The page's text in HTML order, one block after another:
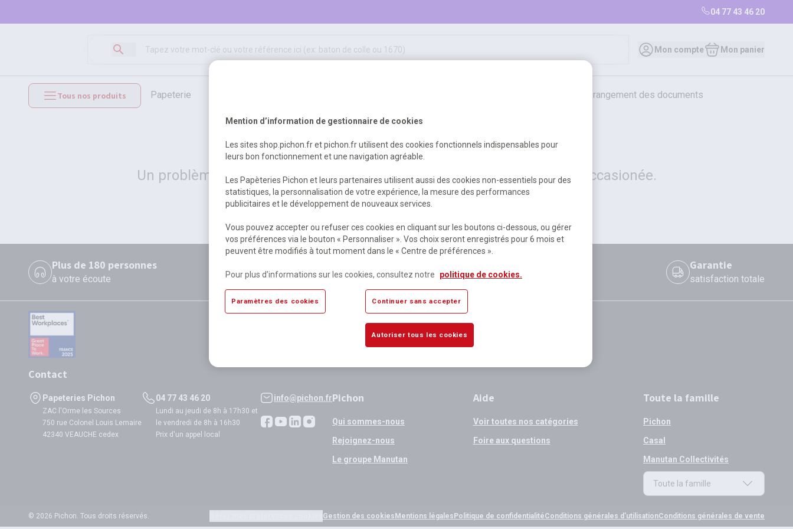
04 77 43 46 20
Mon compte Mon panier
Tous nos produits papeterie bureautique et rangement des documents
mobilier et équipements hygiène, sécurité, 1er secours outils, travaux & entretien
500
Erreur Serveur...
Un problème serveur est survenu. Veuillez nous excuser pour la gêne occasionée.
Retour Retour à l'accueil
Plus de 180 personnes
à votre écoute disponibles si validation avant 12h
Garantie
satisfaction totale
Contact
Papeteries Pichon
ZAC l'Orme les Sources
750 rue Colonel Louis Lemaire
42340 VEAUCHE cedex
04 77 43 46 20
Lundi au jeudi de 8h à 17h30 et
le vendredi de 8h à 16h30
Prix d'un appel local
info@pichon.frPichon
Qui sommes-nous
Rejoignez-nous
Le groupe Manutan
Aide
Voir toutes nos catégories
Foire aux questions
Toute la famille
Pichon
Casal
Manutan Collectivités
Toute la famille
© 2026 Pichon. Tous droits réservés. Gestion des cookies Mentions légales Politique de confidentialitéConditions générales d'utilisationConditions générales de vente
Mention d’information de gestionnaire de cookies
Les sites shop.pichon.fr et pichon.fr utilisent des cookies fonctionnels indispensables pour
leurs bon fonctionnement et une navigation agréable.
Les Papèteries Pichon et leurs partenaires utilisent aussi des cookies non-essentiels pour des
statistiques, la personnalisation de votre expérience, la mesure des performances
publicitaires et le développement de nouveaux services.
Vous pouvez accepter ou refuser ces cookies en cliquant sur les boutons ci-dessous, ou gérer
vos préférences via le bouton « Personnaliser ». Vos choix seront enregistrés pour 6 mois et
peuvent être modifiés à tout moment dans le « Centre de préférences ».
Pour plus d’informations sur les cookies, consultez notre politique de cookies.
Paramètres des cookies Continuer sans accepter
Autoriser tous les cookies